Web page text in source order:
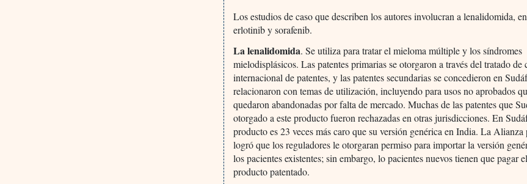
Los estudios de caso que describen los autores involucran a lenalidomida,
erlotinib y sorafenib.
La lenalidomida. Se utiliza para tratar el mieloma múltiple y los síndromes
mielodisplásicos. Las patentes primarias se otorgaron a través del tratado de
internacional de patentes, y las patentes secundarias se concedieron en
relacionaron con temas de utilización, incluyendo para usos no aprobados
quedaron abandonadas por falta de mercado. Muchas de las patentes que
otorgado a este producto fueron rechazadas en otras jurisdicciones. En
producto es 23 veces más caro que su versión genérica en India. La
logró que los reguladores le otorgaran permiso para importar la versión
los pacientes existentes; sin embargo, lo pacientes nuevos tienen que pagar
producto patentado.